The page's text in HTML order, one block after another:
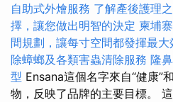
自助式外燴服務 了解產後護理
擇，讓您做出明智的決定 柬埔
間規劃，讓每寸空間都發揮最大
除蟑螂及各類害蟲清除服務 隆
型 Ensana這個名字來自“健康”
物，反映了品牌的主要目標。